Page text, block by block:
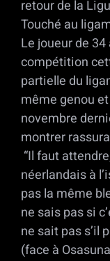
retour de la
Touché au
Le joueur de
compétition
partielle du
même genou
novembre
montrer
“Il faut
néerlandais à
pas la même
ne sais pas si
ne sait pas s’il
(face à